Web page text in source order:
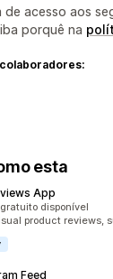
de acesso aos
porquê na
esta
App
disponível
product reviews,
Feed